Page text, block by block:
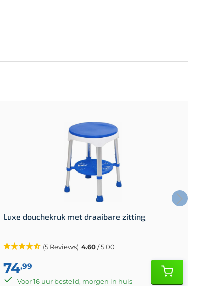
Luxe douchekruk met draaibare zitting
(5 Reviews) 4.60/ 5.00
74,99
Voor 16 uur besteld, morgen in huis